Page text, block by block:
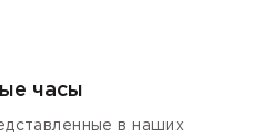
часы
в наших